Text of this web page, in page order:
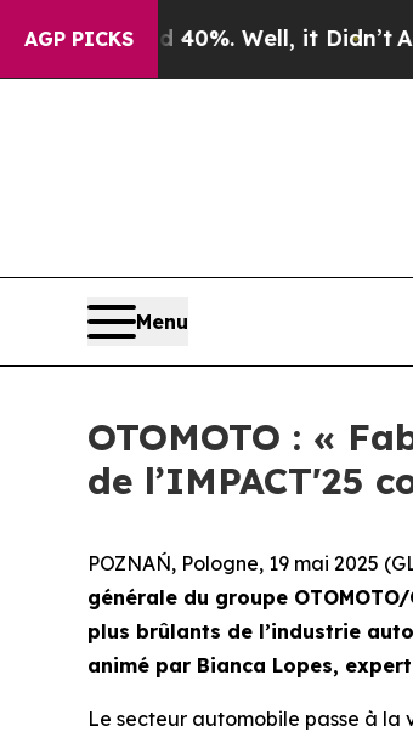
AGP PICKS40%. Well, it Didn’t As war
Menu
OTOMOTO : «
de l’IMPACT'25
POZNAŃ, Pologne, 19 mai 2025
générale du groupe
plus brûlants de l’industrie
animé par Bianca Lopes,
Le secteur automobile passe à la